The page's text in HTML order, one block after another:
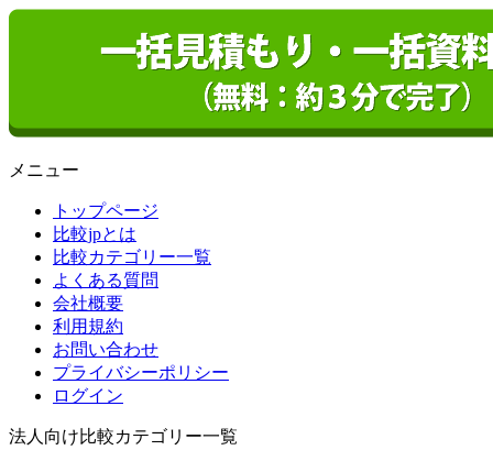
メニュー
トップページ
比較jpとは
比較カテゴリー一覧
よくある質問
会社概要
利用規約
お問い合わせ
プライバシーポリシー
ログイン
法人向け比較カテゴリー一覧